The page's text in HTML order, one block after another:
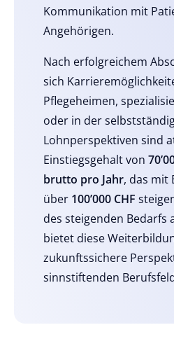
Kommunikation mit
Angehörigen.
Nach erfolgreichem
sich
Pflegeheimen,
oder in der
Lohnperspektiven sind
Einstiegsgehalt von
brutto pro Jahr, das mit
über 100’000 CHF
des steigenden Bedarfs
bietet diese
zukunftssichere
sinnstiftenden